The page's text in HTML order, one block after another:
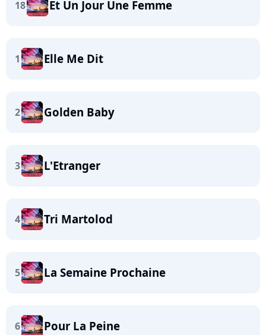
18 Et Un Jour Une Femme
1 Elle Me Dit
2 Golden Baby
3 L'Etranger
4 Tri Martolod
5 La Semaine Prochaine
6 Pour La Peine